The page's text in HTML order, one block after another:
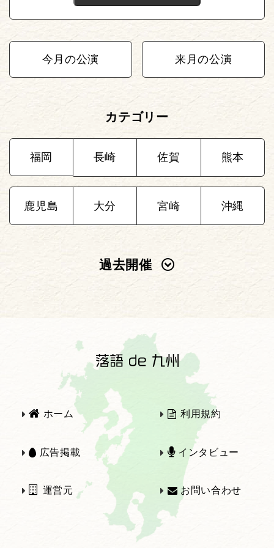
今月の公演 来月の公演
カテゴリー
福岡 長崎 佐賀 熊本
鹿児島 大分 宮崎 沖縄
過去開催
2022年
2021年 2020年
2019年 2018年
2017年 2016年
ホーム 利用規約
広告掲載 インタビュー
運営元 お問い合わせ